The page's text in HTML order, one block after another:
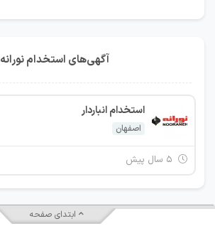
آگهی‌های استخدام نورانه
استخدام انباردار
اصفهان
ابتدای صفحه